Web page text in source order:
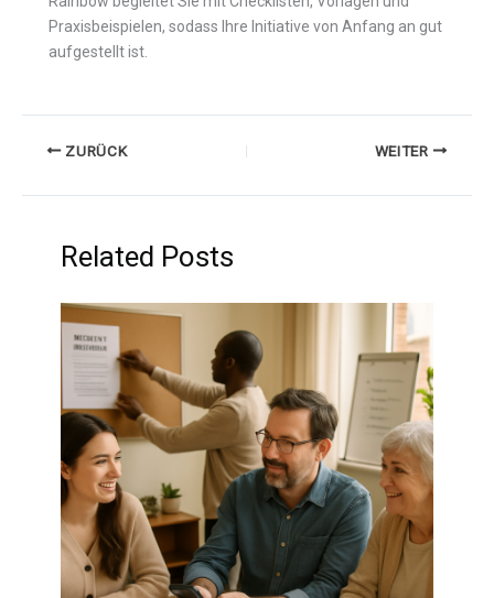
Praxisbeispielen, sodass Ihre Initiative von Anfang an gut
aufgestellt ist.
ZURÜCK WEITER
Related Posts